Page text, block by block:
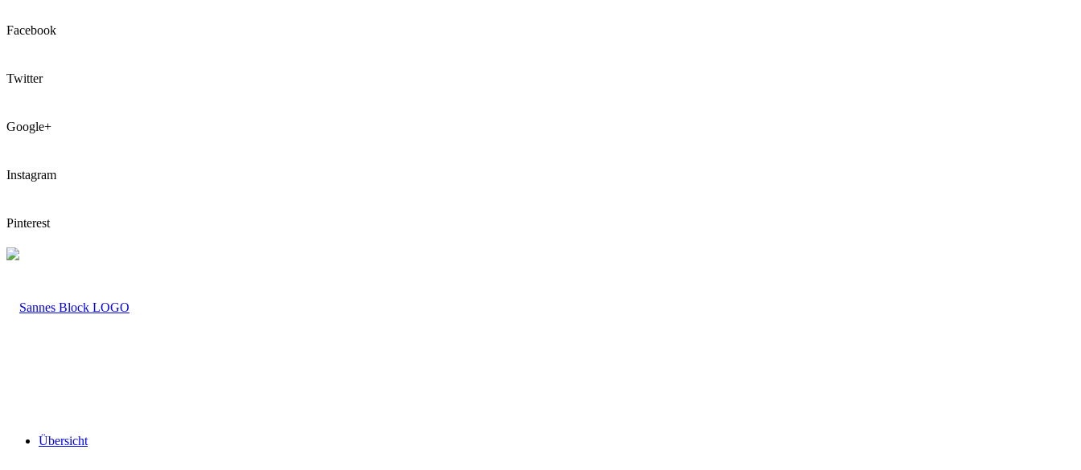
Facebook
Twitter
Google+
Instagram
Pinterest
LOGO
Übersicht